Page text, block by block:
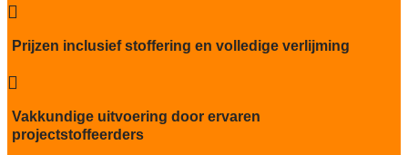
A7BE310F
Project gebruik

Prijzen inclusief stoffering en volledige verlijming

Vakkundige uitvoering door ervaren
projectstoffeerders